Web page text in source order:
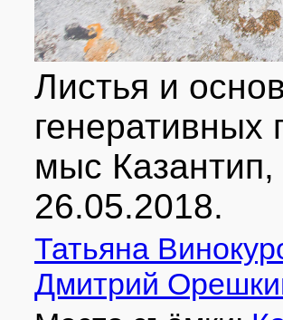
Листья и
генеративных
мыс
26.05.2018.
Татьяна
Дмитрий